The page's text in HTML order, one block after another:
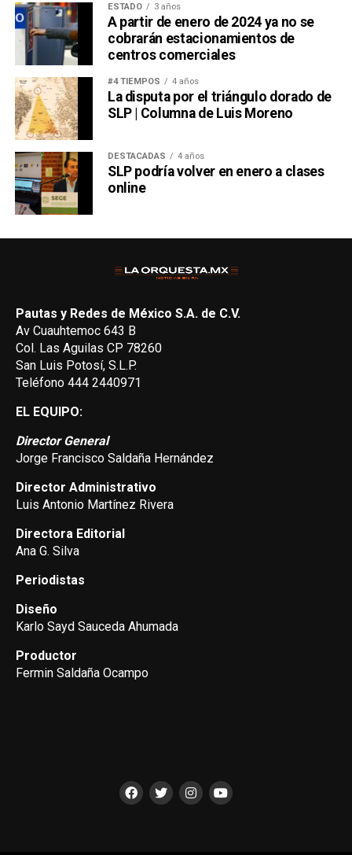
ESTADO 3 años
A partir de enero de 2024 ya no se
cobrarán estacionamientos de
centros comerciales
#4 TIEMPOS 4 años
La disputa por el triángulo dorado de
SLP | Columna de Luis Moreno
DESTACADAS 4 años
SLP podría volver en enero a clases
online
Pautas y Redes de México S.A. de C.V.
Av Cuauhtemoc 643 B
Col. Las Aguilas CP 78260
San Luis Potosí, S.L.P.
Teléfono 444 2440971
EL EQUIPO:
Director General
Jorge Francisco Saldaña Hernández
Director Administrativo
Luis Antonio Martínez Rivera
Directora Editorial
Ana G. Silva
Periodistas
Diseño
Karlo Sayd Sauceda Ahumada
Productor
Fermin Saldaña Ocampo